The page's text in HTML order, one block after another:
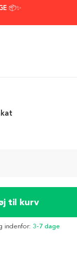
📦✨
til kurv
indenfor: 3-7 dage